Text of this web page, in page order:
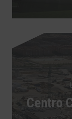
Centro